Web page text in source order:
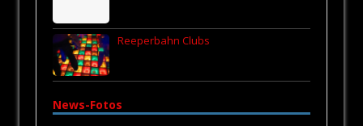
Reeperbahn Clubs
News-Fotos